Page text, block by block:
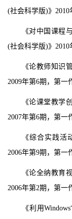
(社会科学版)》 2010
《对中国课程
(社会科学版)》 2010
《论教师知识
2009年第6期，第一
《论课堂教学
2007年第6期，第一
《综合实践活
2006年第9期，第一
《论全纳教育
2006年第2期，第一
《利用Windows